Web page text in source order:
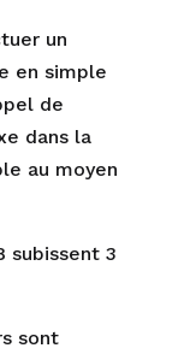
un
en simple
de
dans la
au moyen
subissent 3
sont